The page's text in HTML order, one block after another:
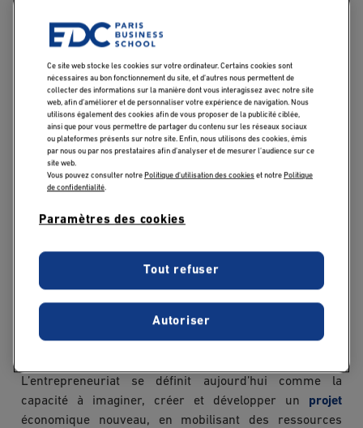
création d'idées nouvelles. Cependant, l'entrepreneuriat
commercialiser ces idées et de créer une entreprise
rentable.
Entrepreneuriat et
Innovation : quelle
définition aujourd'hui
L’entrepreneuriat et l’innovation apparaissent plus que
jamais indissociables. L’un nourrit l’autre : sans
innovation, l’entrepreneuriat se réduit à la simple
création d’entreprise. Et sans entrepreneuriat,
l’innovation reste une idée sans application concrète.
L’entrepreneuriat se définit aujourd’hui comme la
capacité à imaginer, créer et développer un projet
économique nouveau, en mobilisant des ressources
Ce site web stocke les cookies sur votre ordinateur. Certains cookies sont
nécessaires au bon fonctionnement du site, et d’autres nous permettent de
collecter des informations sur la manière dont vous interagissez avec notre site
web, afin d’améliorer et de personnaliser votre expérience de navigation. Nous
utilisons également des cookies afin de vous proposer de la publicité ciblée,
ainsi que pour vous permettre de partager du contenu sur les réseaux sociaux
ou plateformes présents sur notre site. Enfin, nous utilisons des cookies, émis
par nous ou par nos prestataires afin d’analyser et de mesurer l’audience sur ce
site web.
Vous pouvez consulter notre Politique d'utilisation des cookieset notre Politique
de confidentialité.
Paramètres des cookies
Tout refuser
Autoriser